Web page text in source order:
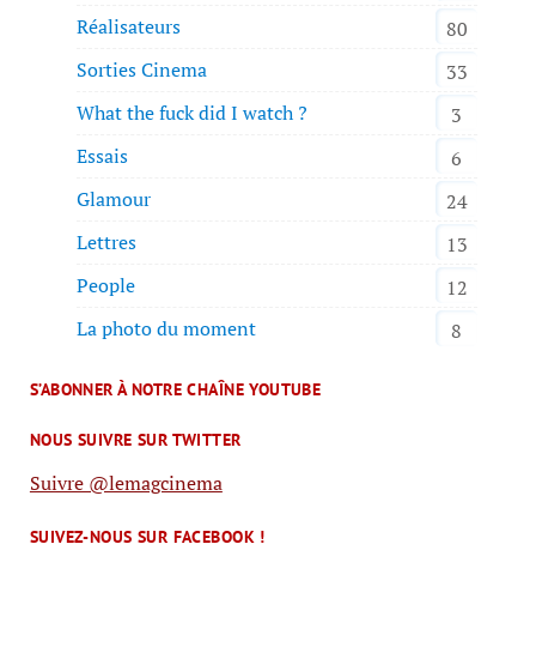
Réalisateurs
80
Sorties Cinema
33
What the fuck did I watch ?
3
Essais
6
Glamour
24
Lettres
13
People
12
La photo du moment
8
S’ABONNER À NOTRE CHAÎNE YOUTUBE
NOUS SUIVRE SUR TWITTER
Suivre @lemagcinema
SUIVEZ-NOUS SUR FACEBOOK !